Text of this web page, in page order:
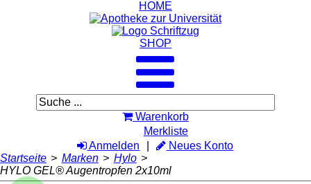
HOME
SHOP
Warenkorb
Merkliste
Anmelden
Neues Konto
Startseite > Marken > Hylo >
HYLO GEL® Augentropfen 2x10ml